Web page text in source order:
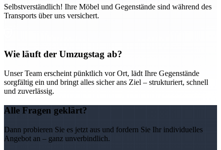
Selbstverständlich! Ihre Möbel und Gegenstände sind während des
Transports über uns versichert.
Wie läuft der Umzugstag ab?
Unser Team erscheint pünktlich vor Ort, lädt Ihre Gegenstände
sorgfältig ein und bringt alles sicher ans Ziel – strukturiert, schnell
und zuverlässig.
Alle Fragen geklärt?
Dann probieren Sie es jetzt aus und fordern Sie Ihr individuelles
Angebot an – ganz unverbindlich.